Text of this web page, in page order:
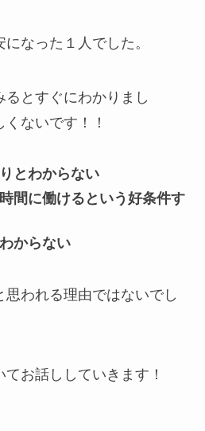
なった１人でした。
とすぐにわかりまし
ないです！！
とわからない
間に働けるという好条件す
からない
思われる理由ではないでし
お話ししていきます！